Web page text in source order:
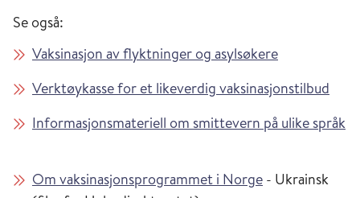
Se også:
Vaksinasjon av flyktninger og asylsøkere
Verktøykasse for et likeverdig vaksinasjonstilbud
Informasjonsmateriell om smittevern på ulike språk
Om vaksinasjonsprogrammet i Norge - Ukrainsk